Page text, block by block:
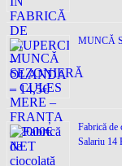
MUNCĂ
Fabrică de
Salariu 14